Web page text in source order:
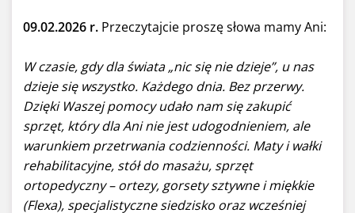
09.02.2026 r. Przeczytajcie proszę słowa mamy Ani:
W czasie, gdy dla świata „nic się nie dzieje”, u nas
dzieje się wszystko. Każdego dnia. Bez przerwy.
Dzięki Waszej pomocy udało nam się zakupić
sprzęt, który dla Ani nie jest udogodnieniem, ale
warunkiem przetrwania codzienności. Maty i wałki
rehabilitacyjne, stół do masażu, sprzęt
ortopedyczny – ortezy, gorsety sztywne i miękkie
(Flexa), specjalistyczne siedzisko oraz wcześniej